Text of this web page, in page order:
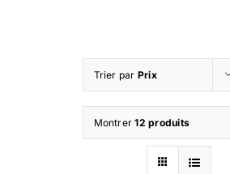
Trier par Prix
Montrer12 produits